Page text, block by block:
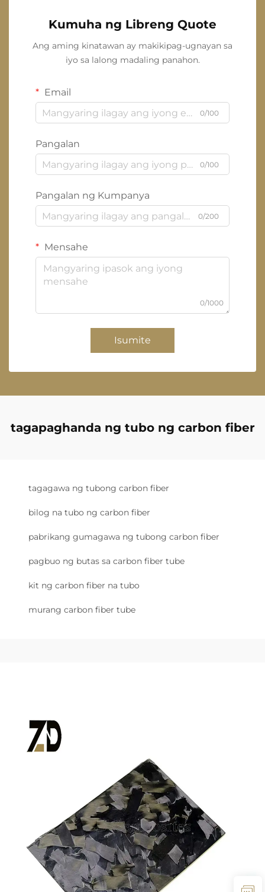
Kumuha ng Libreng Quote
Ang aming kinatawan ay makikipag-ugnayan sa
iyo sa lalong madaling panahon.
Email
0/100
Pangalan
0/100
Pangalan ng Kumpanya
0/200
Mensahe
0/1000
Isumite
tagapaghanda ng tubo ng carbon fiber
tagagawa ng tubong carbon fiber
bilog na tubo ng carbon fiber
pabrikang gumagawa ng tubong carbon fiber
pagbuo ng butas sa carbon fiber tube
kit ng carbon fiber na tubo
murang carbon fiber tube